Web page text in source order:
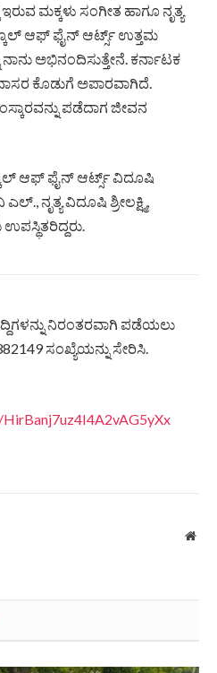
ಮಕ್ಕಳು ಸಂಗೀತ ಹಾಗೂ ನೃತ್ಯ
ಆಫ್ ಫೈನ್ ಆರ್ಟ್ಸ್ ಉತ್ತಮ
ಅಭಿನಂದಿಸುತ್ತೇನೆ. ಕರ್ನಾಟಕ
ಕೊಡುಗೆ ಅಪಾರವಾಗಿದೆ.
ಪಡೆದಾಗ ಜೀವನ
ಆಫ್ ಫೈನ್ ಆರ್ಟ್ಸ್ ವಿದೂಷಿ
ನೃತ್ಯ ವಿದೂಷಿ ಶ್ರೀಲಕ್ಷ್ಮಿ,
ನಿರಂತರವಾಗಿ ಪಡೆಯಲು
ಸಂಖ್ಯೆಯನ್ನು ಸೇರಿಸಿ.